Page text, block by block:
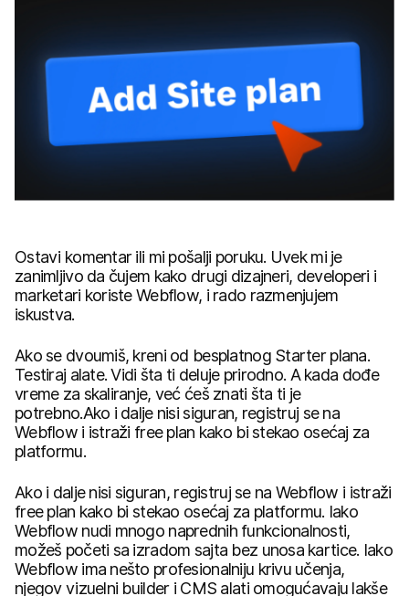
Ostavi komentar ili mi pošalji poruku. Uvek mi je
zanimljivo da čujem kako drugi dizajneri, developeri i
marketari koriste Webflow, i rado razmenjujem
iskustva.
Ako se dvoumiš, kreni od besplatnog Starter plana.
Testiraj alate. Vidi šta ti deluje prirodno. A kada dođe
vreme za skaliranje, već ćeš znati šta ti je
potrebno.Ako i dalje nisi siguran, registruj se na
Webflow i istraži free plan kako bi stekao osećaj za
platformu.
Ako i dalje nisi siguran, registruj se na Webflow i istraži
free plan kako bi stekao osećaj za platformu. Iako
Webflow nudi mnogo naprednih funkcionalnosti,
možeš početi sa izradom sajta bez unosa kartice. Iako
Webflow ima nešto profesionalniju krivu učenja,
njegov vizuelni builder i CMS alati omogućavaju lakše